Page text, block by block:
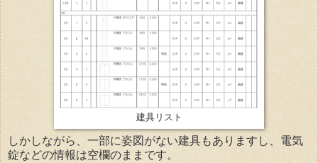
建具リスト
しかしながら、一部に姿図がない建具もありますし、電気
錠などの情報は空欄のままです。